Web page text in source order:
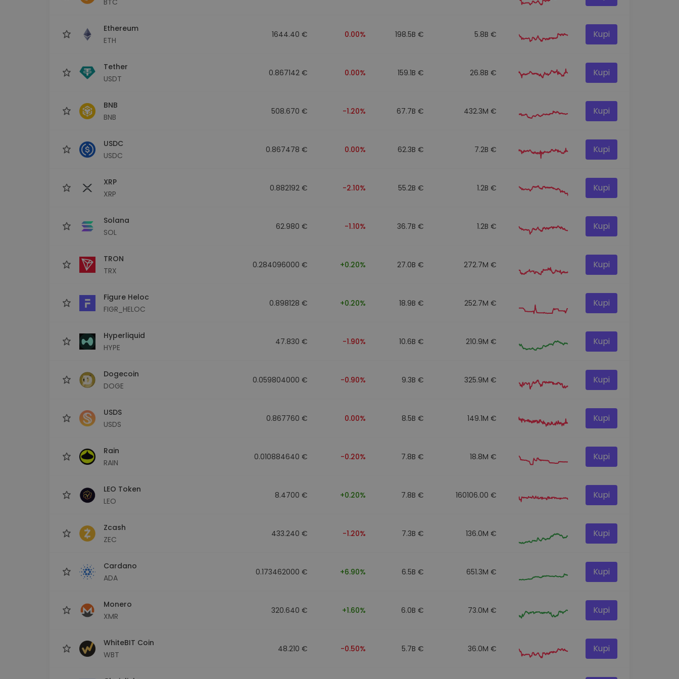
Ethereum
ETH
1644.40 € 0.00% 198.5B € 5.8B € Kupi
Tether
USDT
0.867142 € 0.00% 159.1B € 26.8B € Kupi
BNB
BNB
508.670 € -1.20% 67.7B € 432.3M € Kupi
USDC
USDC
0.867478 € 0.00% 62.3B € 7.2B € Kupi
XRP
XRP
0.882192 € -2.10% 55.2B € 1.2B € Kupi
Solana
SOL
62.980 € -1.10% 36.7B € 1.2B € Kupi
TRON
TRX
0.284096000 € +0.20% 27.0B € 272.7M € Kupi
Figure Heloc
FIGR_HELOC
0.898128 € +0.20% 18.9B € 252.7M € Kupi
Hyperliquid
HYPE
47.830 € -1.90% 10.6B € 210.9M € Kupi
Dogecoin
DOGE
0.059804000 € -0.90% 9.3B € 325.9M € Kupi
USDS
USDS
0.867760 € 0.00% 8.5B € 149.1M € Kupi
Rain
RAIN
0.010884640 € -0.20% 7.8B € 18.8M € Kupi
LEO Token
LEO
8.4700 € +0.20% 7.8B € 160106.00 € Kupi
Zcash
ZEC
433.240 € -1.20% 7.3B € 136.0M € Kupi
Cardano
ADA
0.173462000 € +6.90% 6.5B € 651.3M € Kupi
Monero
XMR
320.640 € +1.60% 6.0B € 73.0M € Kupi
WhiteBIT Coin
WBT
48.210 € -0.50% 5.7B € 36.0M € Kupi